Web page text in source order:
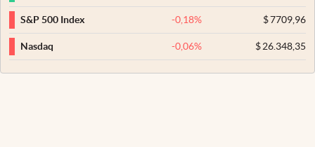
S&P 500 Index -0,18% $7709,96
Nasdaq -0,06% $26.348,35